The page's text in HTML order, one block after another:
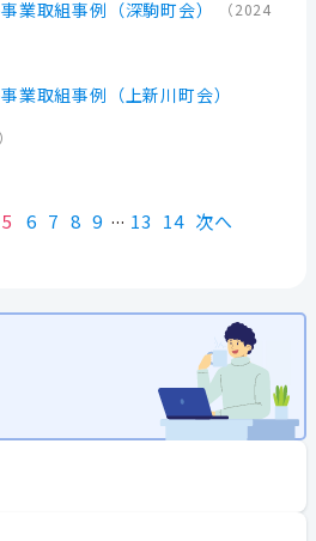
業取組事例（深駒町会） （2024
業取組事例（上新川町会）
）
5 6 7 8 9 13 14 次へ